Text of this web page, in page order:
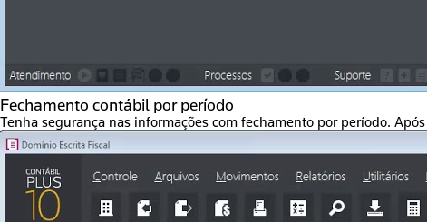
Fechamento contábil por período
Tenha segurança nas informações com fechamento por período.